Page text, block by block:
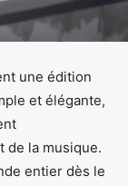
une édition
et élégante,
de la musique.
entier dès le